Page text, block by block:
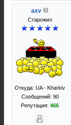
axv
Старожил
Откуда: UA - Kharkiv
Сообщений: 90
Репутация: 466